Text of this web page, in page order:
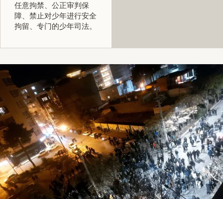
任意拘禁、公正审判保
障、禁止对少年进行安全
拘留、专门的少年司法。